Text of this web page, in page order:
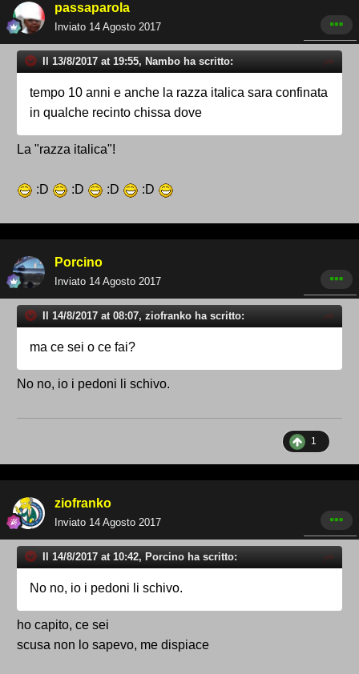
passaparola
Inviato 14 Agosto 2017
Il 13/8/2017 at 19:55, Nambo ha scritto:
tempo 10 anni e anche la razza italica sara confinata
in qualche recinto chissa dove
La "razza italica"!
:D :D :D :D
Porcino
Inviato 14 Agosto 2017
Il 14/8/2017 at 08:07, ziofranko ha scritto:
ma ce sei o ce fai?
No no, io i pedoni li schivo.
1
ziofranko
Inviato 14 Agosto 2017
Il 14/8/2017 at 10:42, Porcino ha scritto:
No no, io i pedoni li schivo.
ho capito, ce sei
scusa non lo sapevo, me dispiace